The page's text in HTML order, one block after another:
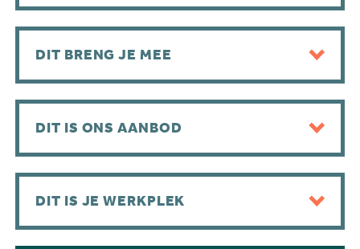
DIT BRENG JE MEE
DIT IS ONS AANBOD
DIT IS JE WERKPLEK